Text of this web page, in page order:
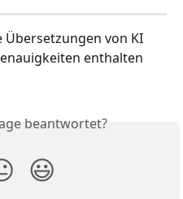
Übersetzungen von KI
enthalten
beantwortet?
😃